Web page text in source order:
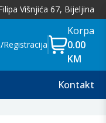
Višnjića 67, Bijeljina
/Registracija
Korpa
0.00
KM
Kontakt